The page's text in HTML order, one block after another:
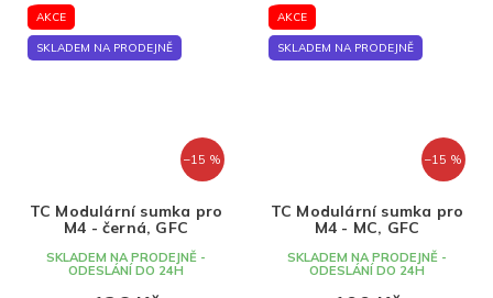
AKCE
SKLADEM NA PRODEJNĚ
–15 %
TC Modulární sumka pro
M4 - černá, GFC
SKLADEM NA PRODEJNĚ -
ODESLÁNÍ DO 24H
AKCE
SKLADEM NA PRODEJNĚ
–15 %
TC Modulární sumka pro
M4 - MC, GFC
SKLADEM NA PRODEJNĚ -
ODESLÁNÍ DO 24H